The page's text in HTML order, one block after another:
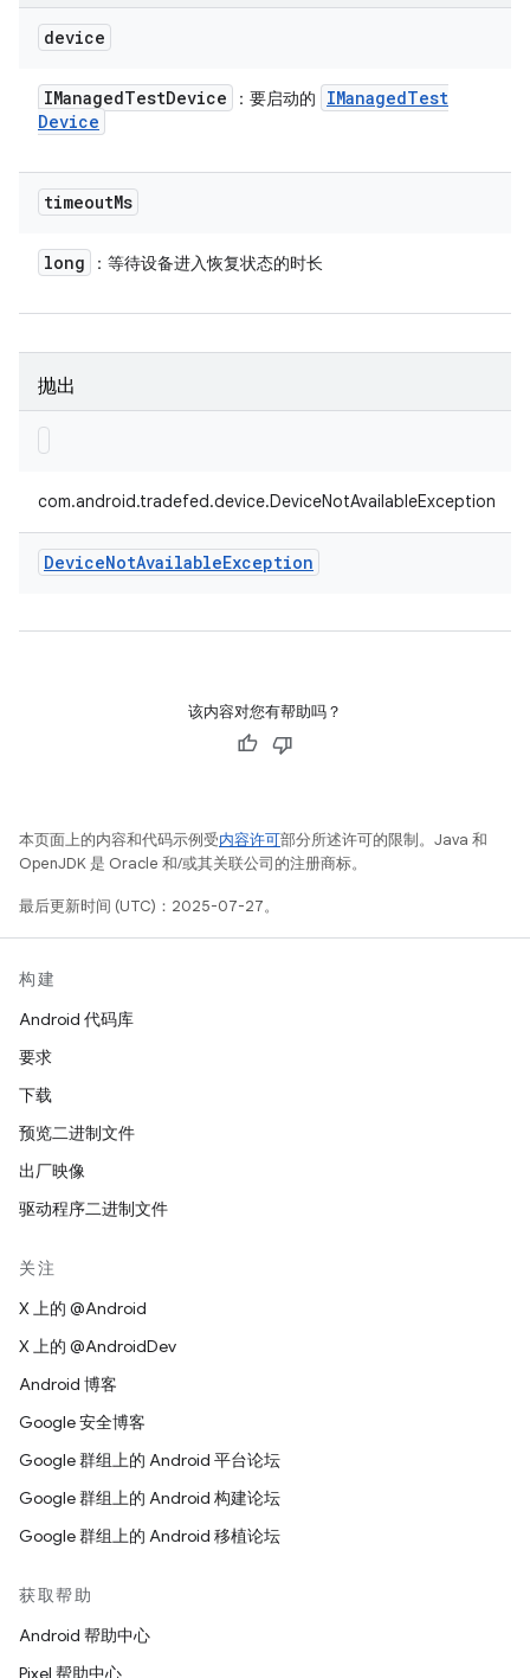
device
IManagedTestDevice ：要启动的 IManagedTest
Device
timeoutMs
long ：等待设备进入恢复状态的时长
抛出
com.android.tradefed.device.DeviceNotAvailableException
DeviceNotAvailableException
该内容对您有帮助吗？
本页面上的内容和代码示例受内容许可部分所述许可的限制。Java 和
OpenJDK 是 Oracle 和/或其关联公司的注册商标。
最后更新时间 (UTC)：2025-07-27。
构建
Android 代码库
要求
下载
预览二进制文件
出厂映像
驱动程序二进制文件
关注
X 上的 @Android
X 上的 @AndroidDev
Android 博客
Google 安全博客
Google 群组上的 Android 平台论坛
Google 群组上的 Android 构建论坛
Google 群组上的 Android 移植论坛
获取帮助
Android 帮助中心
Pixel 帮助中心